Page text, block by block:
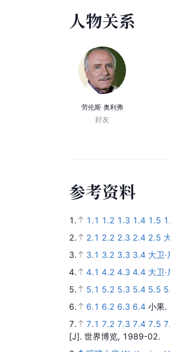
人物关系
劳伦斯·奥利弗
好友
参考资料
1. 1.1 1.2 1.3 1.4 1.5
2.
2.1 2.2 2.3 2.4 2.5
3.
3.1 3.2 3.3 3.4 大卫
4.
4.1 4.2 4.3 4.4 大卫
5.
5.1 5.2 5.3 5.4 5.5
6.
6.1 6.2 6.3 6.4 小果.
7.
7.1 7.2 7.3 7.4 7.5
[J]. 世界博览, 1989-02.